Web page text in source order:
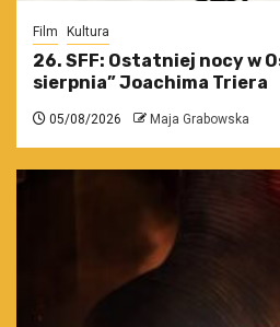
Film Kultura
26. SFF: Ostatniej nocy w
sierpnia” Joachima Triera
05/08/2026 Maja Grabowska